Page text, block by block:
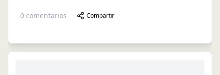
0 comentarios Compartir